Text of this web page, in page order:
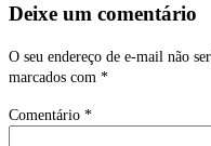
Deixe um comentário
O seu endereço de e-mail não
marcados com *
Comentário *